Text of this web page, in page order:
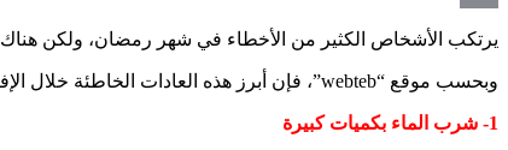
Email
يرتكب الأشخاص الكثير من الأخطاء في شهر رمضان، ولكن هناك 9 منها شائعة أثناء فترتي السحور وما بعد الفطور.
وبحسب موقع “webteb”، فإن أبرز هذه العادات الخاطئة خلال الإفطار كالتالي:
1- شرب الماء بكميات كبيرة